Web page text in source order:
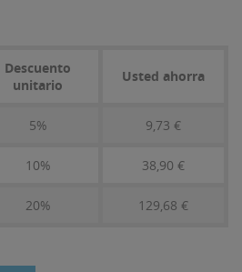
Descuento
unitario
Usted ahorra
5% 9,73 €
10% 38,90 €
20% 129,68 €